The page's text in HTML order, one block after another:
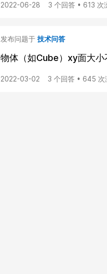
2022-06-28 3 个回答 • 613 次
发布问题于 技术问答
物体（如Cube）xy面大
2022-03-02 3 个回答 • 645 次